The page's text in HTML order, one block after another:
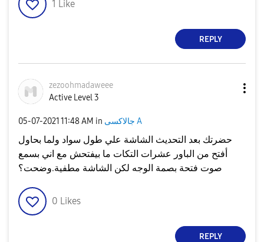
1 Like
REPLY
zezoohmadaweee
Active Level 3
‎05-07-2021 11:48 AM in جالاكسى A
حضرتك بعد التحديث الشاشة علي طول سواد ولما بحاول
أفتح من الباور عشرات التكات ما بيفتحش مع اني بسمع
صوت فتحة بصمة الوجه لكن الشاشة مطفية.وضحت؟
0 Likes
REPLY